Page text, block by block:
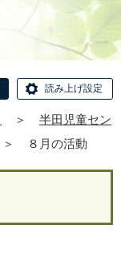
読み上げ設定
＞
半田児童セン
＞ ８月の活動